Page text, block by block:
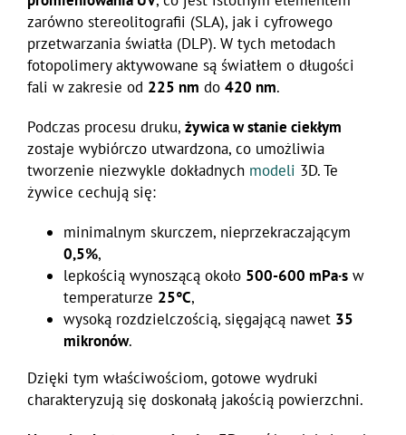
zarówno stereolitografii (SLA), jak i cyfrowego
przetwarzania światła (DLP). W tych metodach
fotopolimery aktywowane są światłem o długości
fali w zakresie od 225 nm do 420 nm.
Podczas procesu druku, żywica w stanie ciekłym
zostaje wybiórczo utwardzona, co umożliwia
tworzenie niezwykle dokładnych modeli 3D. Te
żywice cechują się:
minimalnym skurczem, nieprzekraczającym
0,5%,
lepkością wynoszącą około 500-600 mPa·s w
temperaturze 25°C,
wysoką rozdzielczością, sięgającą nawet 35
mikronów.
Dzięki tym właściwościom, gotowe wydruki
charakteryzują się doskonałą jakością powierzchni.